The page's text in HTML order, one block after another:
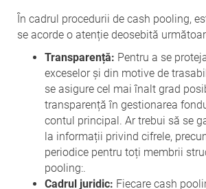
În cadrul procedurii de cash pooling,
se acorde o atenție deosebită
Transparență: Pentru a se
exceselor și din motive de
se asigure cel mai înalt grad
transparență în gestionarea
contul principal. Ar trebui să se
la informații privind cifrele,
periodice pentru toți membrii
pooling:.
Cadrul juridic: Fiecare cash